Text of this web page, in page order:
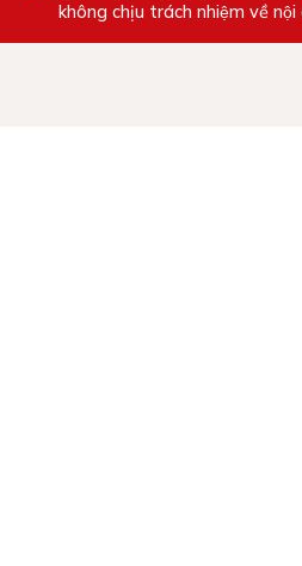
không chịu trách nhiệm về